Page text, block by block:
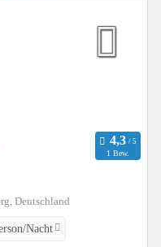
1 Bew.
Deutschland
Nacht